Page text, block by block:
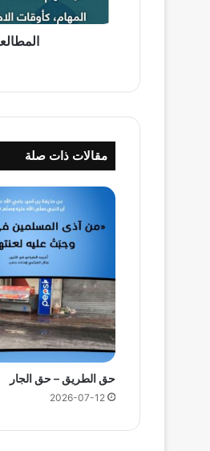
مقالات ذات صلة
حق الطريق – حق الجار
2026-07-12